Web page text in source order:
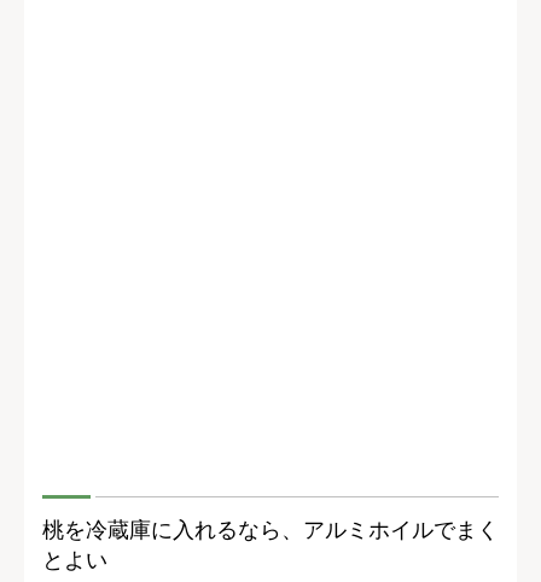
桃を冷蔵庫に入れるなら、アルミホイルでまく
とよい